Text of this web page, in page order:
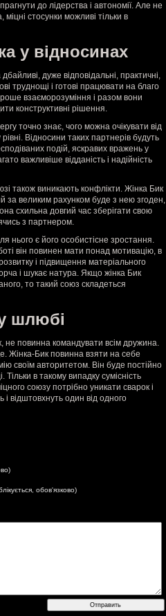
до лідерства і автономії. Але не
стосунки можливі тільки в
у відносинах
дуже відповідальні, практичні,
труднощі і готові працювати на благо
взаєморозуміння і разом вони
конструктивні рішення.
точно знає, чого можна очікувати від
Відносини таких партнерів будуть
подій, яскравих вражень у
важливіше відданість і надійність
також виникають конфлікти. Жінка Бик
за великим рахунком буде з нею згоден,
схильна довгий час зберігати свою
з партнером.
нього є його особистісне зростання.
він повинен мати понад мотивацію, в
і підвищення матеріального
і шукає натура. Якщо жінка Бик
то такий союз складеться
шлюбі
не повинна командувати всім дружина.
Жінка-Бик повинна взяти на себе
своїм авторитетом. Він буде постійно
в такому випадку сумісність
союзу потрібно уникати сварок і
і відштовхнуть один від одного
обов'язково)